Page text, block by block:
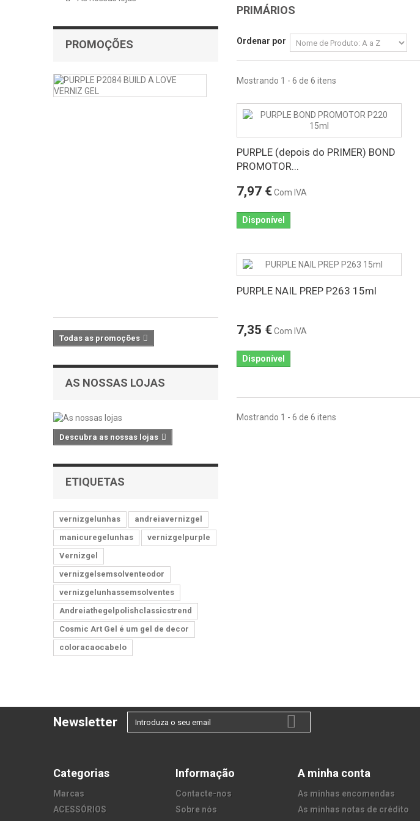
PROMOÇÕES
PURPLE
P2084
PURPLE
BUILD
LOVE
VERNIZ...
-20%
Todas as promoções
AS NOSSAS LOJAS
Descubra as nossas lojas
ETIQUETAS
vernizgelunhas
andreiavernizgel
manicuregelunhas
vernizgelpurple
Vernizgel
vernizgelsemsolventeodor
vernizgelunhassemsolventes
Andreiathegelpolishclassicstrend
Cosmic Art Gel é um gel de decor
coloracaocabelo
PRIMÁRIOS
Ordenar por
Mostrando 1 - 6 de 6 itens
PURPLE (depois do PRIMER) BOND
PROMOTOR...
7,97 €Com IVA
Disponível
PURPLE NAIL PREP P263 15ml
7,35 €Com IVA
Disponível
Mostrando 1 - 6 de 6 itens
Newsletter
Categorias
Marcas
ACESSÓRIOS
Informação
Contacte-nos
Sobre nós
A minha conta
As minhas encomendas
As minhas notas de crédito